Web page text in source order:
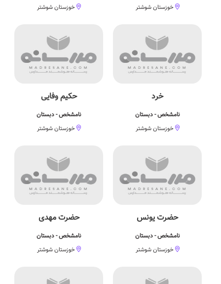
خوزستان شوشتر
خوزستان شوشتر
خرد
نامشخص - دبستان
خوزستان شوشتر
حکیم وفایی
نامشخص - دبستان
خوزستان شوشتر
حضرت یونس
نامشخص - دبستان
خوزستان شوشتر
حضرت مهدی
نامشخص - دبستان
خوزستان شوشتر